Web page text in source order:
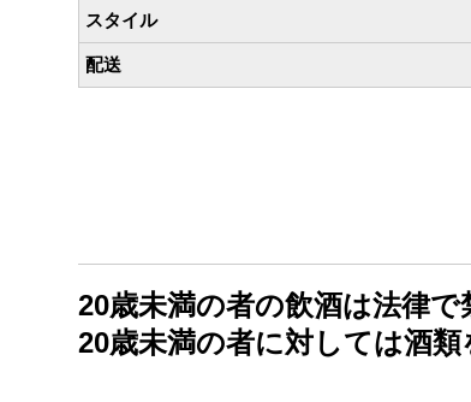
スタイル
配送
20歳未満の者の飲酒は法律で
20歳未満の者に対しては酒類